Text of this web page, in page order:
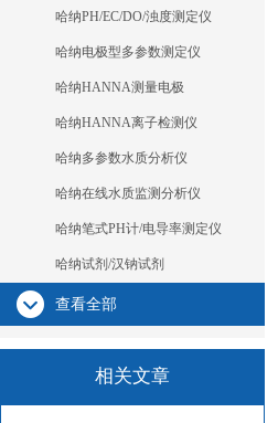
哈纳PH/EC/DO/浊度测定仪
哈纳电极型多参数测定仪
哈纳HANNA测量电极
哈纳HANNA离子检测仪
哈纳多参数水质分析仪
哈纳在线水质监测分析仪
哈纳笔式PH计/电导率测定仪
哈纳试剂/汉钠试剂
查看全部
相关文章